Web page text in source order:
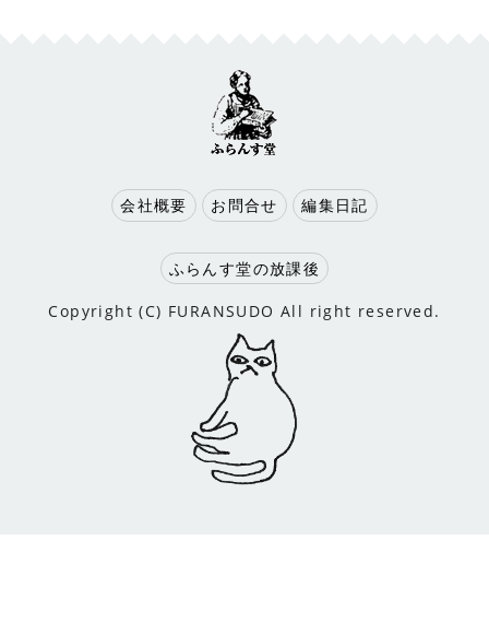
会社概要 お問合せ 編集日記
ふらんす堂の放課後
Copyright (C) FURANSUDO All right reserved.